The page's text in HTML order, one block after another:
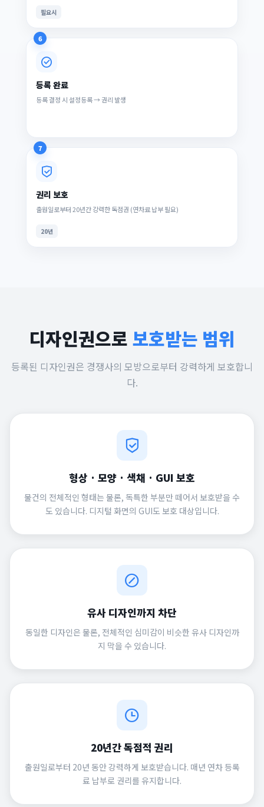
필요시
6
등록 완료
등록 결정 시 설정등록 → 권리 발생
7
권리 보호
출원일로부터 20년간 강력한 독점권 (연차료 납부 필요)
20년
디자인권으로 보호받는 범위
등록된 디자인권은 경쟁사의 모방으로부터 강력하게 보호합니
다.
형상 · 모양 · 색채 · GUI 보호
물건의 전체적인 형태는 물론, 독특한 부분만 떼어서 보호받을 수
도 있습니다. 디지털 화면의 GUI도 보호 대상입니다.
유사 디자인까지 차단
동일한 디자인은 물론, 전체적인 심미감이 비슷한 유사 디자인까
지 막을 수 있습니다.
20년간 독점적 권리
출원일로부터 20년 동안 강력하게 보호받습니다. 매년 연차 등록
료 납부로 권리를 유지합니다.